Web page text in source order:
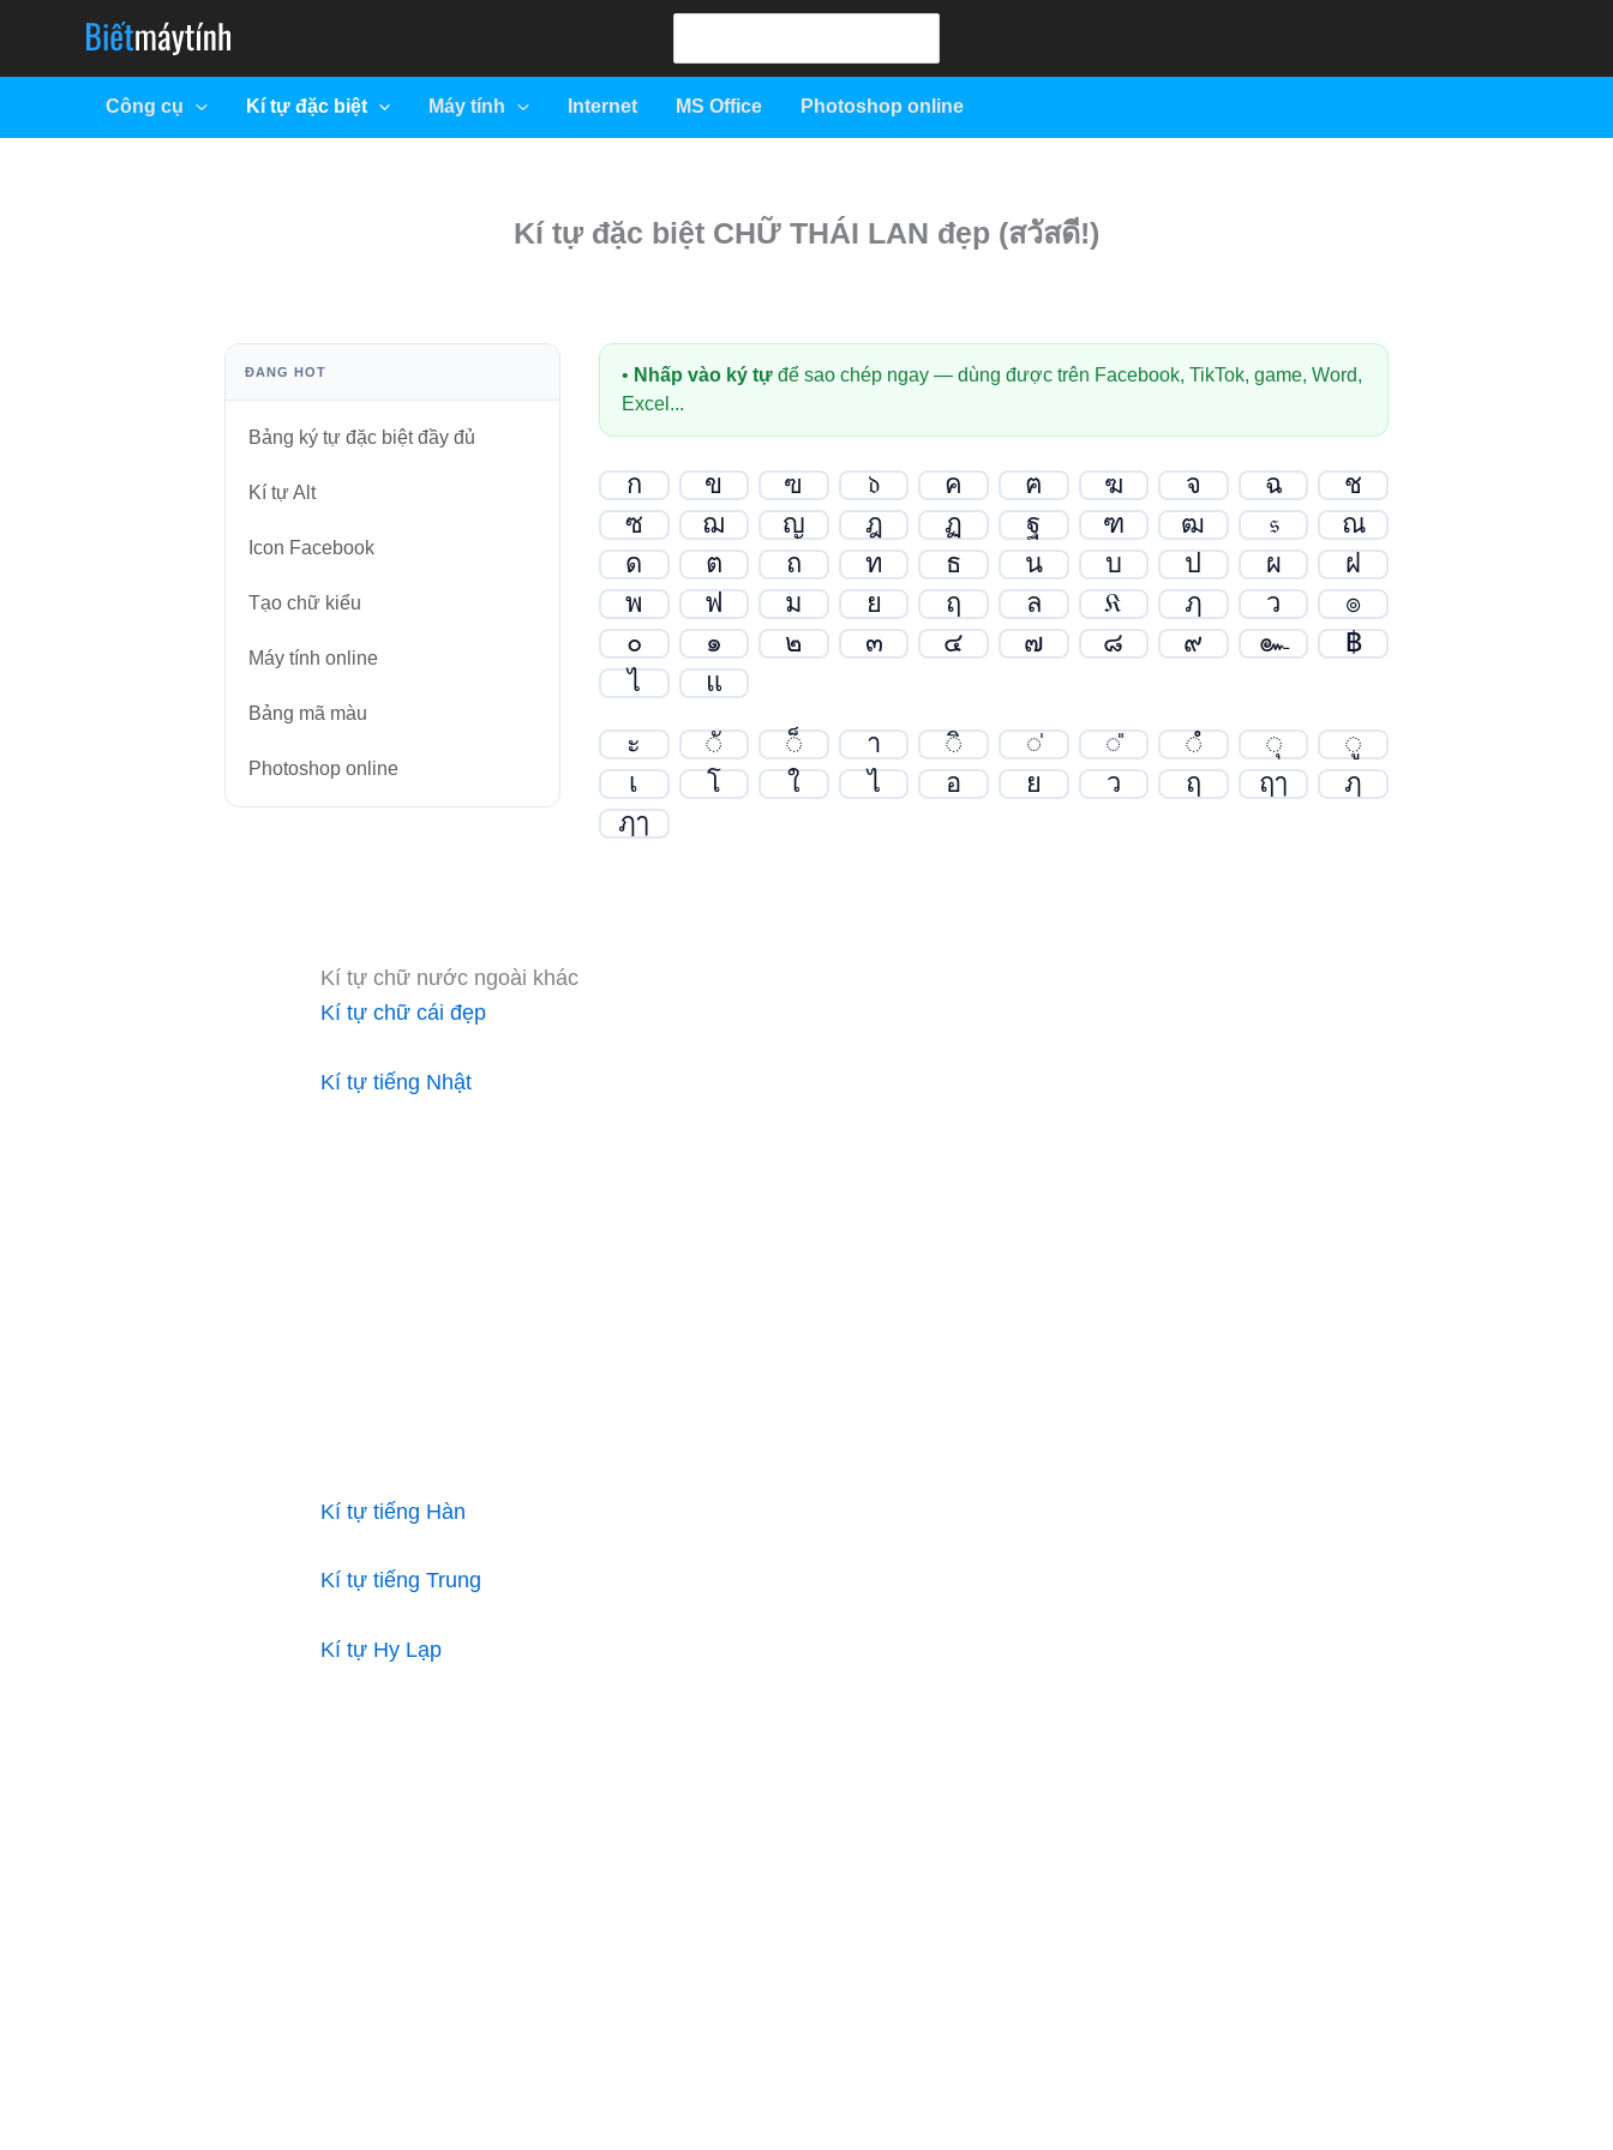
Công cụ Kí tự đặc biệt Máy tính Internet MS Office Photoshop online
Kí tự đặc biệt CHỮ THÁI LAN đẹp (สวัสดี!)
ĐANG HOT
Bảng ký tự đặc biệt đầy đủ
Kí tự Alt
Icon Facebook
Tạo chữ kiểu
Máy tính online
Bảng mã màu
Photoshop online
• Nhấp vào ký tự để sao chép ngay — dùng được trên Facebook, TikTok, game, Word,
Excel...
ก ข ฃ 𝔡 ค ฅ ฆ จ ฉ
ช
ซ
ฌ ญ ฎ ฏ ฐ ฑ ฒ 𝔰
ณ
ด
ต ถ ท ธ น บ ป ผ
ฝ
พ
ฟ ม ย ฤ ล 𝔎 ฦ ว
๏
๐
๑ ๒ ๓ ๔ ๗ ๘ ๙ ๛
฿
ไ
แ
ะ ◌ั ◌็ า ◌ิ ◌̍ ◌̎ ◌ํ ◌ุ
◌ู
เ
โ ใ ไ อ ย ว ฤ ฤๅ
ฦ
ฦๅ
Kí tự chữ nước ngoài khác
Kí tự chữ cái đẹp
Kí tự tiếng Nhật
Kí tự tiếng Hàn
Kí tự tiếng Trung
Kí tự Hy Lạp